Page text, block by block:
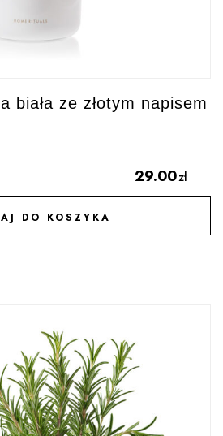
biała ze złotym napisem
29.00zł
DO KOSZYKA
DO ULUBIONYCH